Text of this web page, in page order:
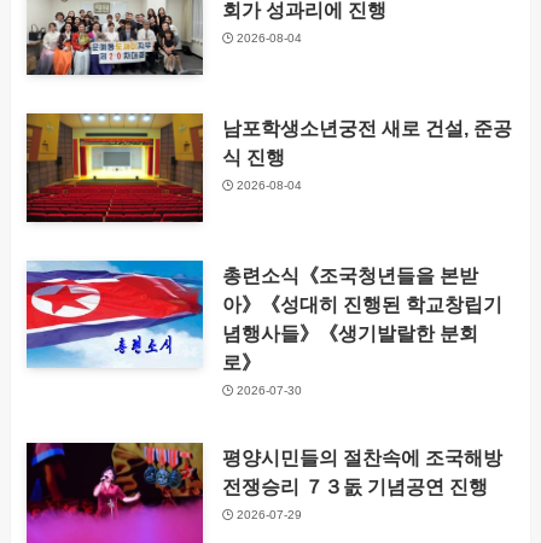
회가 성과리에 진행
2026-08-04
남포학생소년궁전 새로 건설, 준공
식 진행
2026-08-04
총련소식《조국청년들을 본받
아》《성대히 진행된 학교창립기
념행사들》《생기발랄한 분회
로》
2026-07-30
평양시민들의 절찬속에 조국해방
전쟁승리 ７３돐 기념공연 진행
2026-07-29